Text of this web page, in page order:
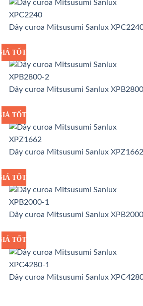
Dây curoa Mitsusumi Sanlux
GIÁ SỈ
GIÁ TỐT
Dây curoa Mitsusumi Sanlux
GIÁ SỈ
GIÁ TỐT
Dây curoa Mitsusumi Sanlux XPZ1662
GIÁ SỈ
GIÁ TỐT
Dây curoa Mitsusumi Sanlux
GIÁ SỈ
GIÁ TỐT
Dây curoa Mitsusumi Sanlux